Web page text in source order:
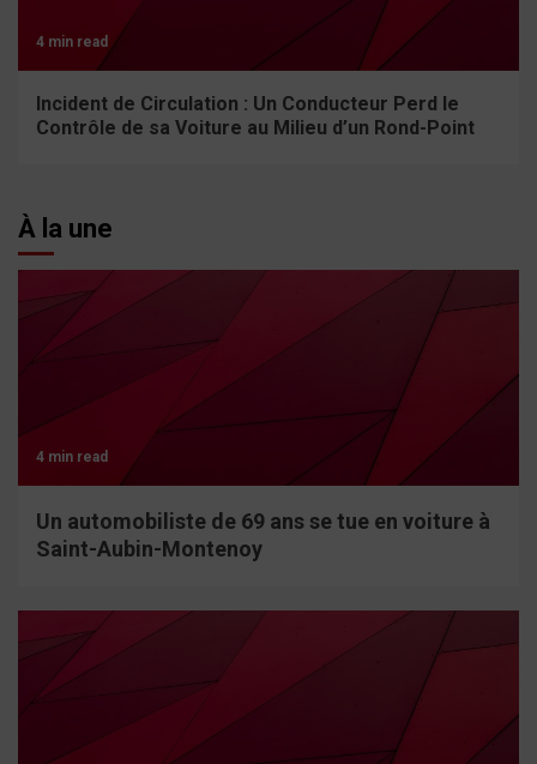
4 min read
Incident de Circulation : Un Conducteur Perd le
Contrôle de sa Voiture au Milieu d’un Rond-Point
À la une
4 min read
Un automobiliste de 69 ans se tue en voiture à
Saint-Aubin-Montenoy